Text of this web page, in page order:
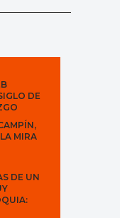
DE
MIRA
DE UN